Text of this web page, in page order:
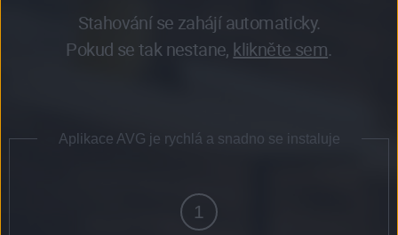
Stahování se zahájí automaticky.
Pokud se tak nestane, klikněte sem.
Aplikace AVG je rychlá a snadno se instaluje
1